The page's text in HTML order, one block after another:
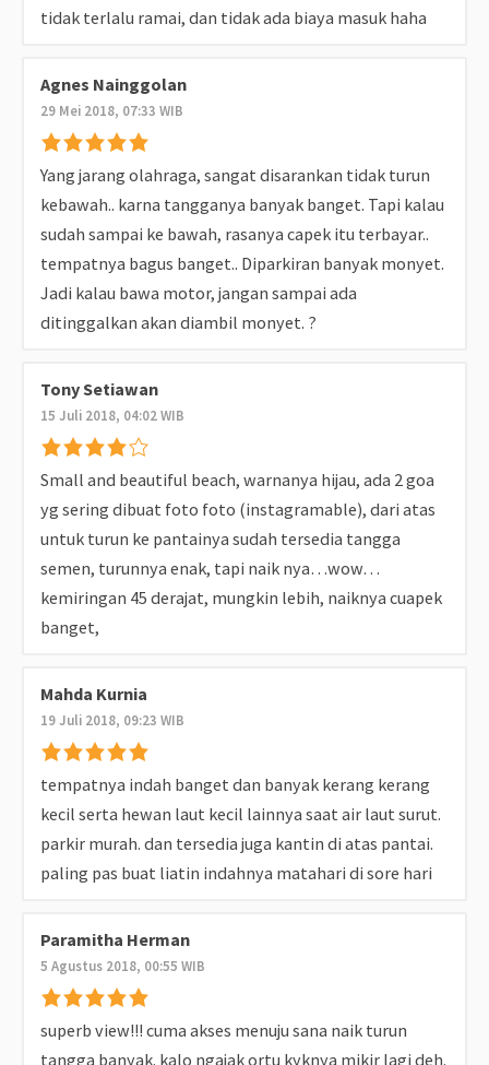
tidak terlalu ramai, dan tidak ada biaya masuk haha
Agnes Nainggolan
29 Mei 2018, 07:33 WIB
Yang jarang olahraga, sangat disarankan tidak turun
kebawah.. karna tangganya banyak banget. Tapi kalau
sudah sampai ke bawah, rasanya capek itu terbayar..
tempatnya bagus banget.. Diparkiran banyak monyet.
Jadi kalau bawa motor, jangan sampai ada
ditinggalkan akan diambil monyet. ?
Tony Setiawan
15 Juli 2018, 04:02 WIB
Small and beautiful beach, warnanya hijau, ada 2 goa
yg sering dibuat foto foto (instagramable), dari atas
untuk turun ke pantainya sudah tersedia tangga
semen, turunnya enak, tapi naik nya…wow…
kemiringan 45 derajat, mungkin lebih, naiknya cuapek
banget,
Mahda Kurnia
19 Juli 2018, 09:23 WIB
tempatnya indah banget dan banyak kerang kerang
kecil serta hewan laut kecil lainnya saat air laut surut.
parkir murah. dan tersedia juga kantin di atas pantai.
paling pas buat liatin indahnya matahari di sore hari
Paramitha Herman
5 Agustus 2018, 00:55 WIB
superb view!!! cuma akses menuju sana naik turun
tangga banyak. kalo ngajak ortu kyknya mikir lagi deh.